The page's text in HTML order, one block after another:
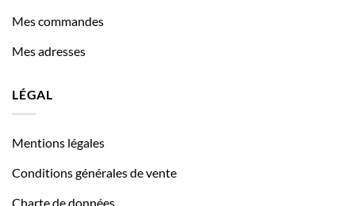
Mes commandes
Mes adresses
LÉGAL
Mentions légales
Conditions générales de vente
Charte de données